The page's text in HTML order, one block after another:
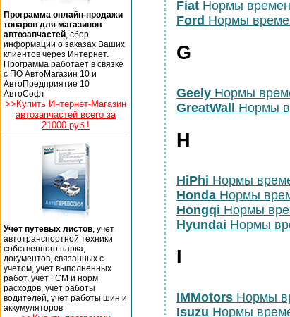
Программа онлайн-продажи
товаров для магазинов
автозапчастей , сбор
информации о заказах Ваших
клиентов через Интернет.
Программа работает в связке
с ПО АвтоМагазин 10 и
АвтоПредприятие 10
АвтоСофт
>>Купить Интернет-Магазин
автозапчастей всего за
21000 руб.!
Учет путевых листов , учет
автотранспортной техники
собственного парка,
документов, связанных с
учетом, учет выполненных
работ, учет ГСМ и норм
расходов, учет работы
водителей, учет работы шин и
аккумуляторов
Fiat Нормы
Ford Нормы
G
Geely Нормы
GreatWall
Нормы
H
HiPhi Нормы
Honda Нормы
Hongqi Нормы
Hyundai Нормы
I
IMMotors Нормы
Isuzu Нормы